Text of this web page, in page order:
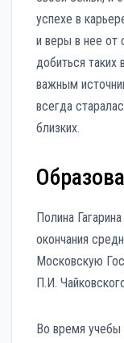
успехе в
и веры в нее от
добиться
важным
всегда
близких.
Полина
окончания
Московскую
П.И.
Во время учебы